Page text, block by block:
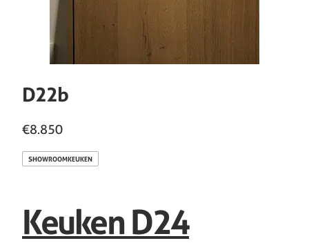
D22b
€8.850
SHOWROOMKEUKEN
Keuken D24